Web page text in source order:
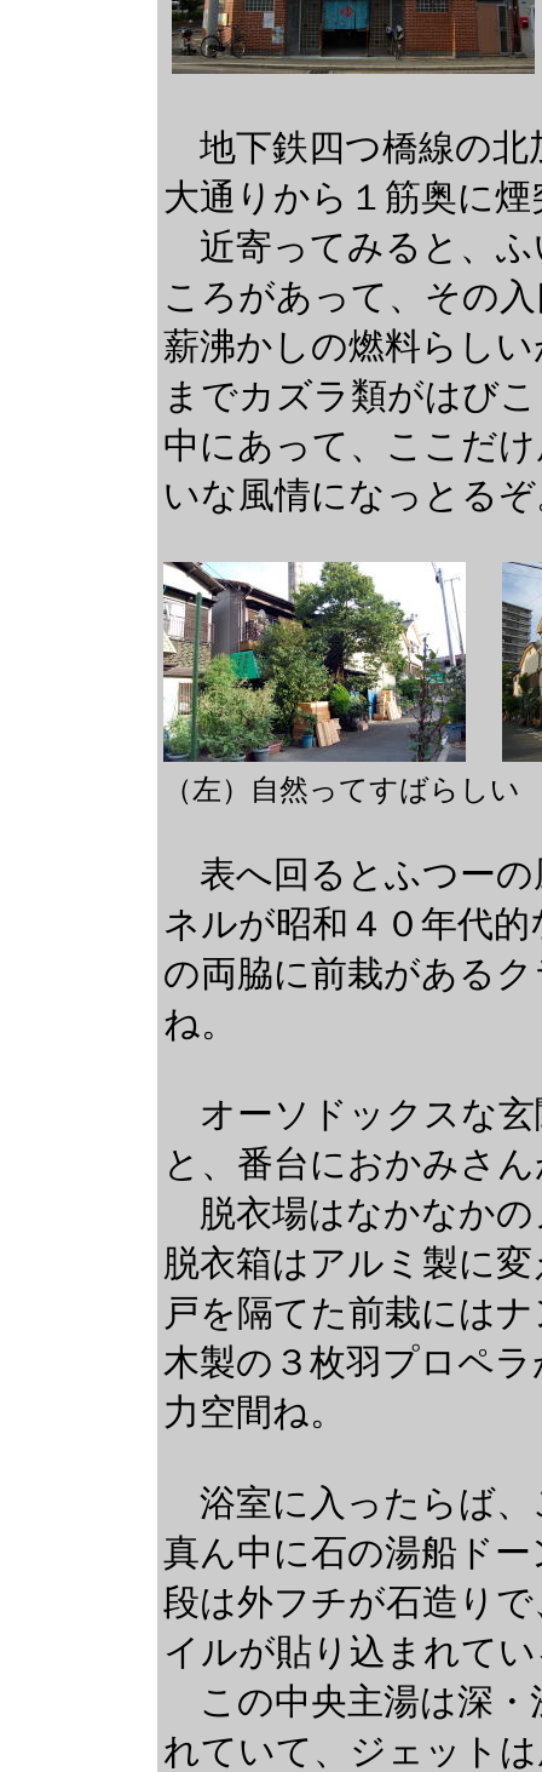
地下鉄四つ橋線の北
大通りから１筋奥に
近寄ってみると、ふ
ころがあって、その
薪沸かしの燃料らし
までカズラ類がはび
中にあって、ここだ
いな風情になっとる
（左）自然ってすばら
表へ回るとふつーの
ネルが昭和４０年代
の両脇に前栽がある
ね。
オーソドックスな玄
と、番台におかみさ
脱衣場はなかなかの
脱衣箱はアルミ製に
戸を隔てた前栽には
木製の３枚羽プロペ
力空間ね。
浴室に入ったらば、
真ん中に石の湯船ド
段は外フチが石造り
イルが貼り込まれて
この中央主湯は深・
れていて、ジェット